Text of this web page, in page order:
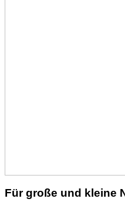
Für große und kleine